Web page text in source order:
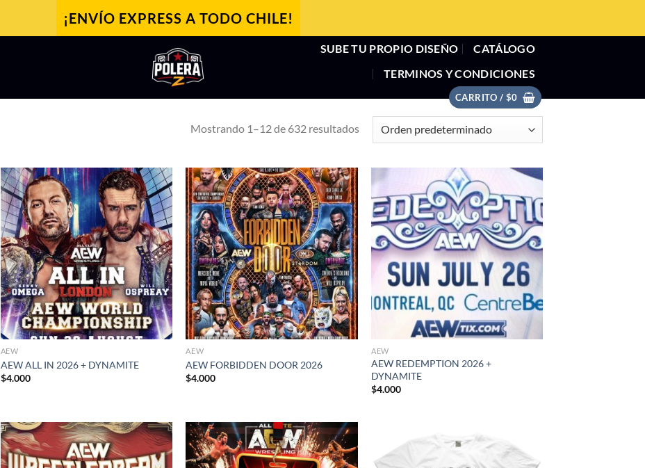
¡ENVÍO EXPRESS A TODO CHILE!
SUBE TU PROPIO DISEÑO
CATÁLOGO
TERMINOS Y CONDICIONES
CARRITO / $0
Mostrando 1–12 de 632 resultados
AEW
AEW ALL IN 2026 + DYNAMITE
$4.000
AEW
AEW FORBIDDEN DOOR 2026
$4.000
AEW
AEW REDEMPTION 2026 +
DYNAMITE
$4.000